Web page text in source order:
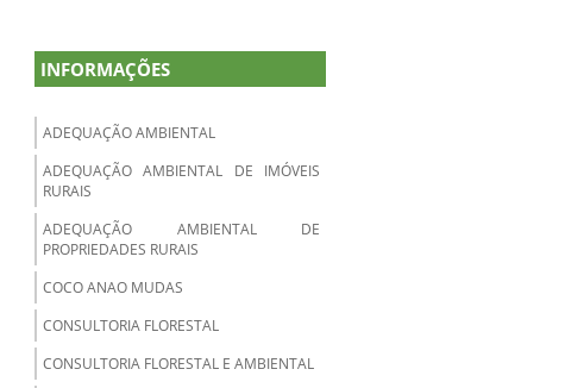
INFORMAÇÕES
ADEQUAÇÃO AMBIENTAL
ADEQUAÇÃO AMBIENTAL DE IMÓVEIS
RURAIS
ADEQUAÇÃO AMBIENTAL DE
PROPRIEDADES RURAIS
COCO ANAO MUDAS
CONSULTORIA FLORESTAL
CONSULTORIA FLORESTAL E AMBIENTAL